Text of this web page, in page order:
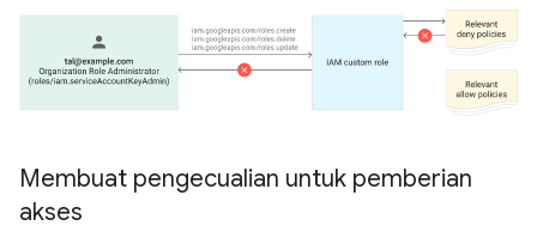
Membuat pengecualian untuk pemberian
akses